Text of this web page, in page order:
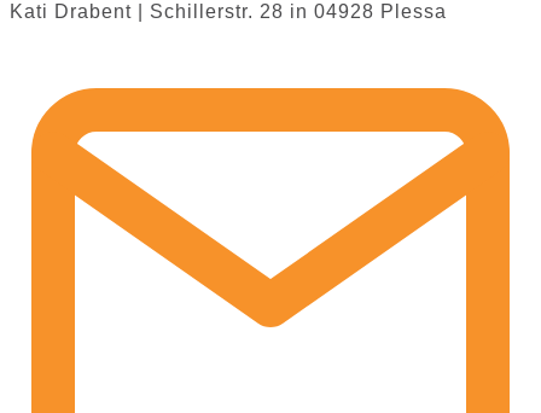
Kati Drabent | Schillerstr. 28 in 04928 Plessa